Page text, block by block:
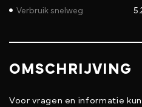
Verbruik snelweg
OMSCHRIJVING
Voor vragen en informatie